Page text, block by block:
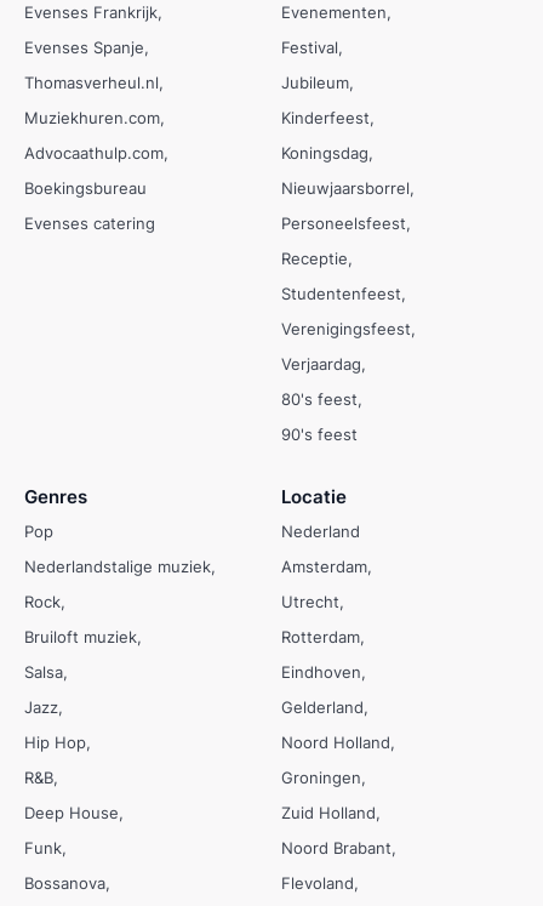
Evenses Frankrijk
Evenses Spanje
Thomasverheul.nl
Muziekhuren.com
Advocaathulp.com
Boekingsbureau
Evenses catering
Evenementen
Festival
Jubileum
Kinderfeest
Koningsdag
Nieuwjaarsborrel
Personeelsfeest
Receptie
Studentenfeest
Verenigingsfeest
Verjaardag
80's feest
90's feest
Genres
Pop
Nederlandstalige muziek
Rock
Bruiloft muziek
Salsa
Jazz
Hip Hop
R&B
Deep House
Funk
Bossanova
Locatie
Nederland
Amsterdam
Utrecht
Rotterdam
Eindhoven
Gelderland
Noord Holland
Groningen
Zuid Holland
Noord Brabant
Flevoland